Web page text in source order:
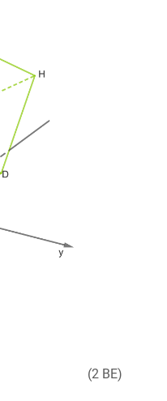
(2 BE)